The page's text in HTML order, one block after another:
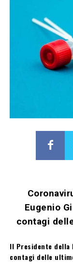
Eugenio
contagi
Il Presidente della
contagi delle